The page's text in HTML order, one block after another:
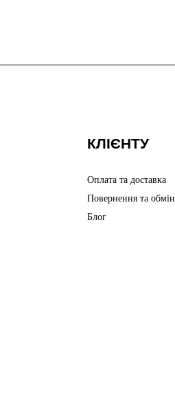
КЛІЄНТУ
Оплата та доставка
Повернення та обмін
Блог